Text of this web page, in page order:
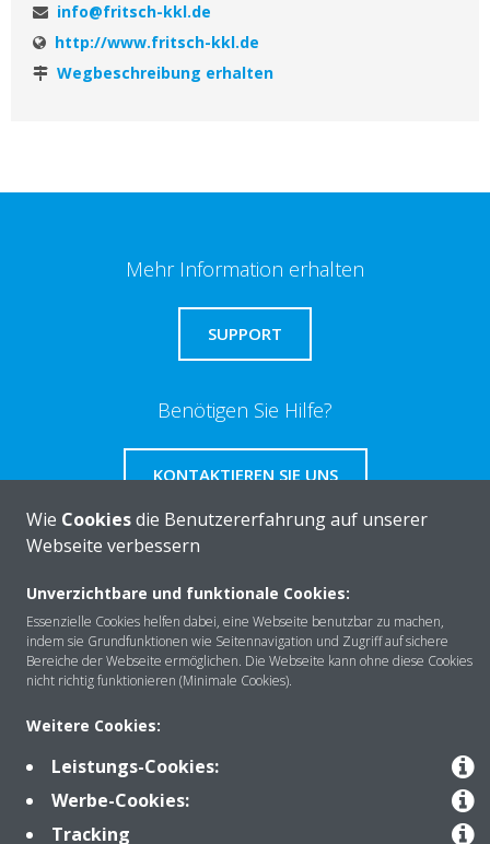
info@fritsch-kkl.de
http://www.fritsch-kkl.de
Wegbeschreibung erhalten
Mehr Information erhalten
SUPPORT
Benötigen Sie Hilfe?
KONTAKTIEREN SIE UNS
Über DAIKIN
Anwendungsbereiche
Kontakt
Wie Cookiesdie Benutzererfahrung auf unserer
Webseite verbessern
Unverzichtbare und funktionale Cookies:
Essenzielle Cookies helfen dabei, eine Webseite benutzbar zu machen,
indem sie Grundfunktionen wie Seitennavigation und Zugriff auf sichere
Bereiche der Webseite ermöglichen. Die Webseite kann ohne diese Cookies
nicht richtig funktionieren (Minimale Cookies).
Weitere Cookies:
Leistungs-Cookies:
Werbe-Cookies:
Tracking